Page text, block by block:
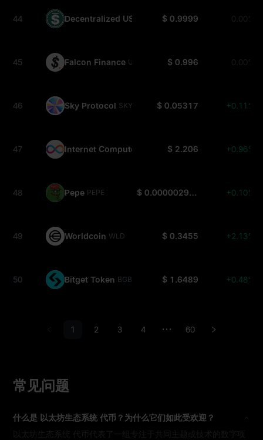
44 Decentralized USD USDD$ 0.9999 0.00%
45 Falcon Finance USDF $ 0.996 0.00%
46 Sky Protocol SKY $ 0.05317 +0.11%
47 Internet Computer $ 2.206 +0.96%
48 Pepe PEPE $ 0.000002901 +0.10%
49 Worldcoin WLD $ 0.3455 +2.13%
50 Bitget Token BGB $ 1.6489 +0.48%
1 2 3 4 ••• 60
常见问题
什么是 以太坊生态系统 代币？为什么它们如此受欢迎？
以太坊生态系统 代币代表了一组专注于共同主题或技术的数字项